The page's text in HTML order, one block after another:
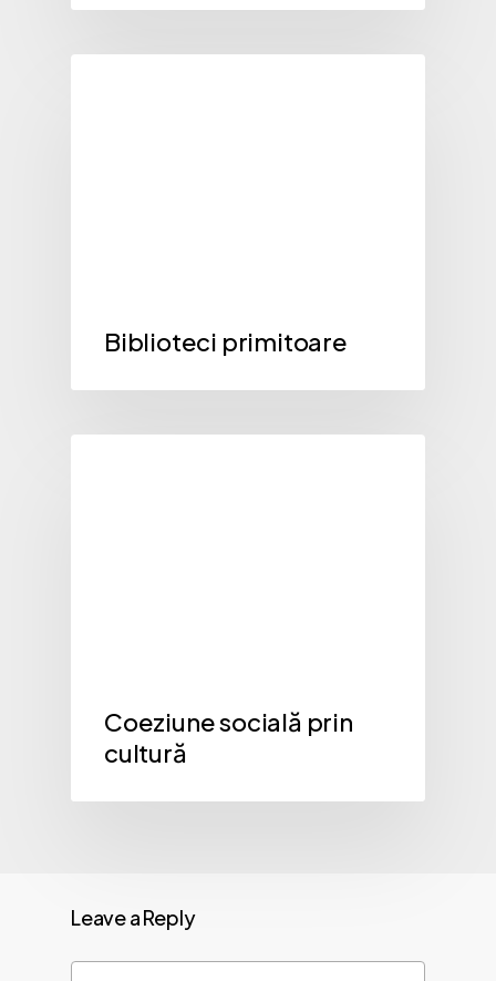
Biblioteci primitoare
Coeziune socială prin
cultură
Leave a Reply